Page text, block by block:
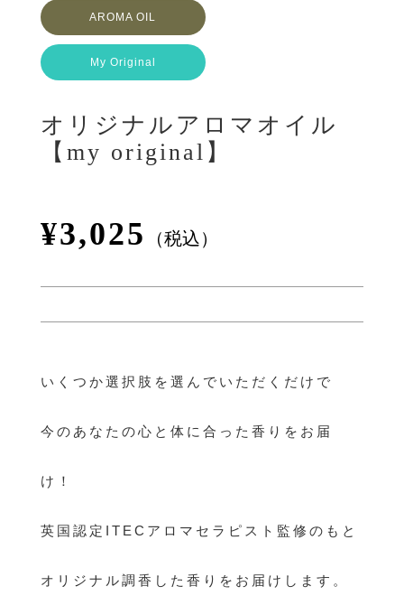
AROMA OIL
My Original
オリジナルアロマオイル
【my original】
¥3,025 （税込）
いくつか選択肢を選んでいただくだけで
今のあなたの心と体に合った香りをお届
け！
英国認定ITECアロマセラピスト監修のもと
オリジナル調香した香りをお届けします。